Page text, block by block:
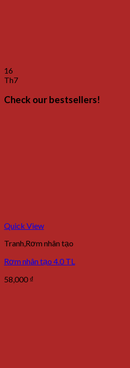
16
Th7
Check our bestsellers!
Quick View
Tranh,Rơm nhân tạo
Rơm nhân tạo 4.0 TL
58,000 ₫